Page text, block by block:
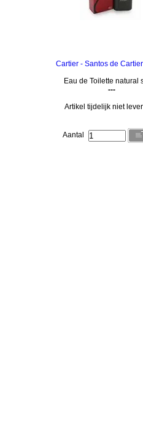
Cartier - Santos de
Eau de Toilette natural
---
Artikel tijdelijk niet
Aantal